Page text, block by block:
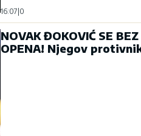
16:07 0
NOVAK ĐOKOVIĆ SE
OPENA! Njegov